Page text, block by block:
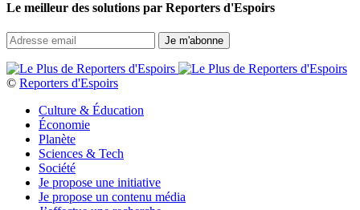
Le meilleur des solutions par Reporters d'Espoirs
© Reporters d'Espoirs
Culture & Éducation
Économie
Planète
Sciences & Tech
Société
Je propose une initiative
Je propose un contenu média